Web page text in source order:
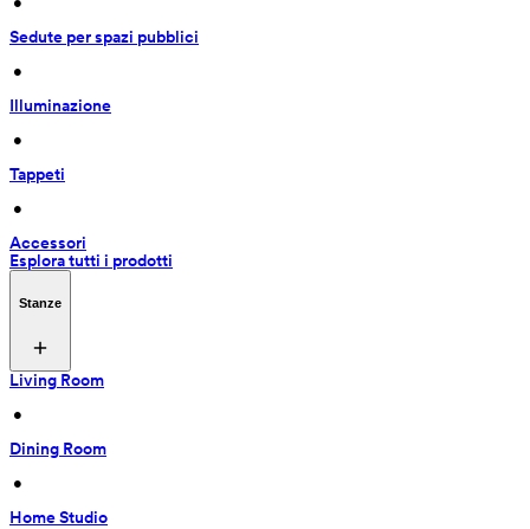
Sedute per spazi pubblici
•
Illuminazione
•
Tappeti
•
Accessori
Esplora tutti i prodotti
Stanze
Living Room
•
Dining Room
•
Home Studio